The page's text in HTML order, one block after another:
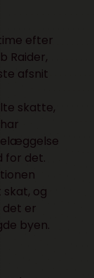
efter
Raider,
afsnit
skatte,
for det.
skat, og
det er
byen.